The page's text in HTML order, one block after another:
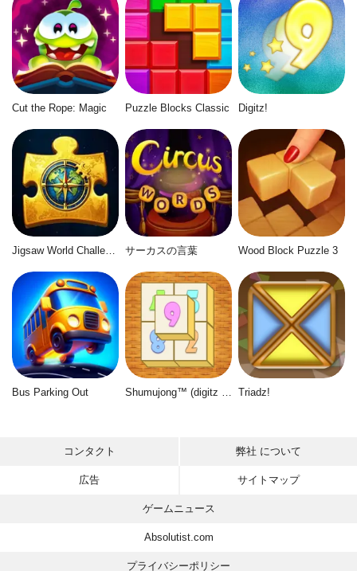
Cut the Rope: Magic Puzzle Blocks Classic Digitz!
サーカスの言葉 Wood Block Puzzle 3
Bus Parking Out Triadz!
コンタクト 弊社 について
広告 サイトマップ
ゲームニュース
Absolutist.com
プライバシーポリシー